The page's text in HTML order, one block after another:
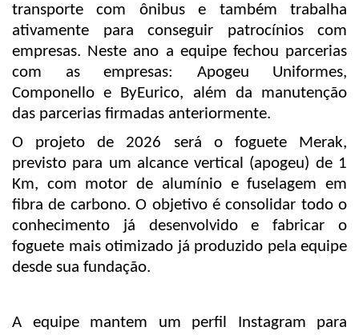
transporte com ônibus e também trabalha
ativamente para conseguir patrocínios com
empresas. Neste ano a equipe fechou parcerias
com as empresas: Apogeu Uniformes,
Componello e ByEurico, além da manutenção
das parcerias firmadas anteriormente.
O projeto de 2026 será o foguete Merak,
previsto para um alcance vertical (apogeu) de 1
Km, com motor de alumínio e fuselagem em
fibra de carbono. O objetivo é consolidar todo o
conhecimento já desenvolvido e fabricar o
foguete mais otimizado já produzido pela equipe
desde sua fundação.
A equipe mantem um perfil Instagram para